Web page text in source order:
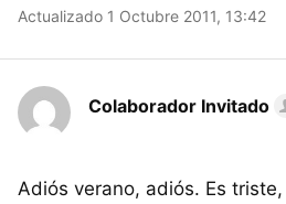
Actualizado 1 Octubre 2011, 13:42
Colaborador Invitado
Adiós verano, adiós. Es triste,